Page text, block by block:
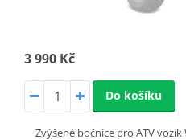
3 990 Kč
Do košíku
Zvýšené bočnice pro ATV vozík